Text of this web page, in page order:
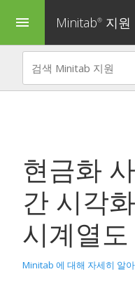
menu Minitab® 지원
현금화
간 시각화
시계열도
Minitab 에 대해 자세히 알